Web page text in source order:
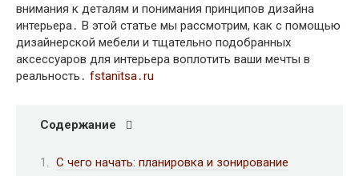
внимания к деталям и понимания принципов дизайна
интерьера․ В этой статье мы рассмотрим, как с помощью
дизайнерской мебели и тщательно подобранных
аксессуаров для интерьера воплотить ваши мечты в
реальность․ fstanitsa․ru
Содержание
С чего начать: планировка и зонирование